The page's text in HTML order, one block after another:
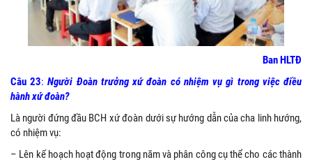
Ban HLTĐ
Câu 23:Người Đoàn trưởng xứ đoàn có nhiệm vụ gì trong việc điều
hành xứ đoàn?
Là người đứng đầu BCH xứ đoàn dưới sự hướng dẫn của cha linh hướng,
có nhiệm vụ:
– Lên kế hoạch hoạt động trong năm và phân công cụ thể cho các thành